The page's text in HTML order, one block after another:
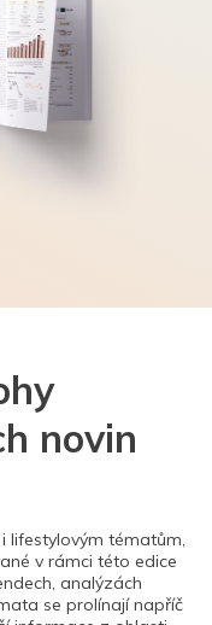
novin
lifestylovým tématům,
v rámci této edice
analýzách
se prolínají napříč